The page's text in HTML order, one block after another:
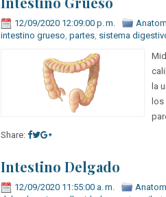
12/09/2020 12:09:00 p. m.
intestino grueso partes sistema
la
Share:
Intestino Delgado
12/09/2020 11:55:00 a. m.